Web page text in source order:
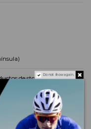
de stock Do not show again.